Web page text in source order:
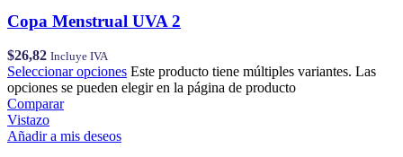
Copa Menstrual UVA 2
$26,82 Incluye IVA
Seleccionar opciones Este producto tiene múltiples variantes. Las
opciones se pueden elegir en la página de producto
Comparar
Vistazo
Añadir a mis deseos